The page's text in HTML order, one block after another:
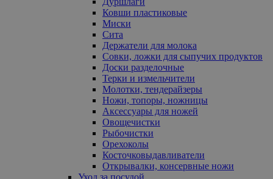
Ковши пластиковые
Миски
Сита
Держатели для молока
Совки, ложки для сыпучих продуктов
Доски разделочные
Терки и измельчители
Молотки, тендерайзеры
Ножи, топоры, ножницы
Аксессуары для ножей
Овощечистки
Рыбочистки
Орехоколы
Косточковыдавливатели
Открывалки, консервные ножи
Уход за посудой